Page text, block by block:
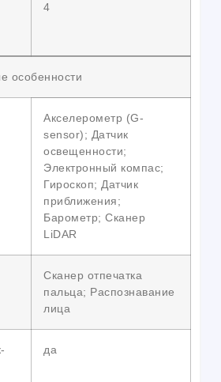
4
особенности
Акселерометр (G-
sensor); Датчик
освещенности;
Электронный компас;
Гироскоп; Датчик
приближения;
Барометр; Сканер
LiDAR
Сканер отпечатка
пальца; Распознавание
лица
да